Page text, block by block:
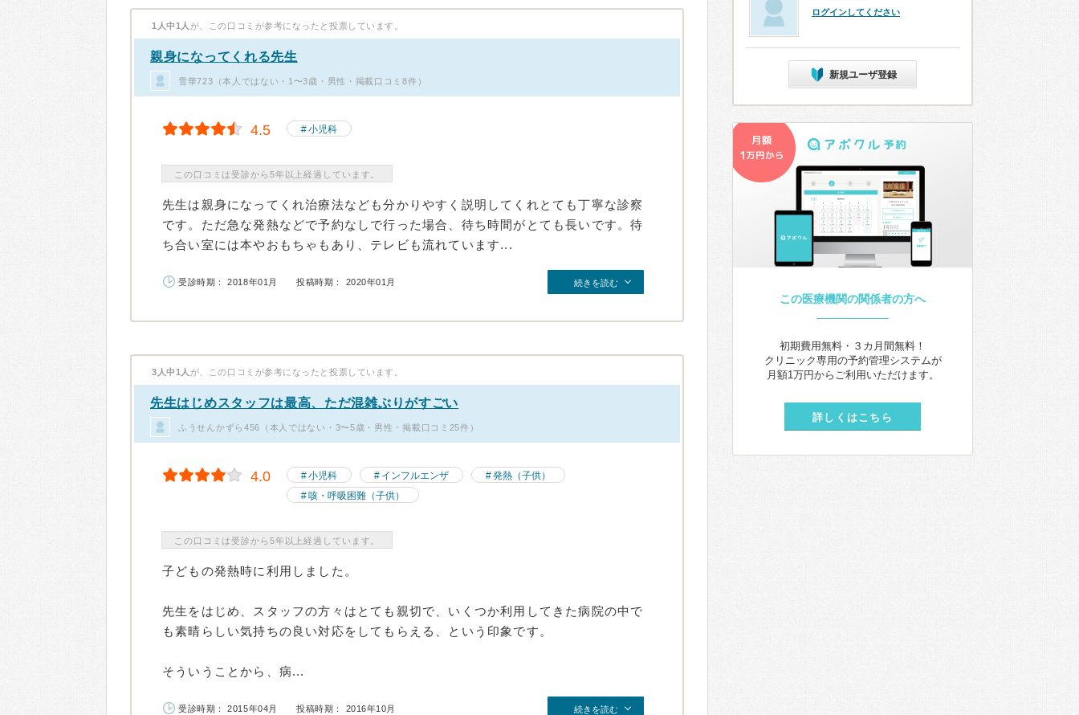
1人中1人 が、この口コミが参考になったと投票しています。
親身になってくれる先生
雪華723（本人ではない・1〜3歳・男性・掲載口コミ8件）
4.5 小児科
この口コミは受診から5年以上経過しています。
先生は親身になってくれ治療法なども分かりやすく説明してくれとても丁寧な診察
です。ただ急な発熱などで予約なしで行った場合、待ち時間がとても長いです。待
ち合い室には本やおもちゃもあり、テレビも流れています...
受診時期： 2018年01月 投稿時期： 2020年01月 続きを読む
3人中1人 が、この口コミが参考になったと投票しています。
先生はじめスタッフは最高、ただ混雑ぶりがすごい
ふうせんかずら456（本人ではない・3〜5歳・男性・掲載口コミ25件）
4.0 小児科 インフルエンザ
発熱（子供）
咳・呼吸困難（子供）
この口コミは受診から5年以上経過しています。
子どもの発熱時に利用しました。
先生をはじめ、スタッフの方々はとても親切で、いくつか利用してきた病院の中で
も素晴らしい気持ちの良い対応をしてもらえる、という印象です。
そういうことから、病...
受診時期： 2015年04月 投稿時期： 2016年10月 続きを読む
ログインしてください
新規ユーザ登録
この医療機関の関係者の方へ
初期費用無料・３カ月間無料！
クリニック専用の予約管理システムが
月額1万円からご利用いただけます。
詳しくはこちら